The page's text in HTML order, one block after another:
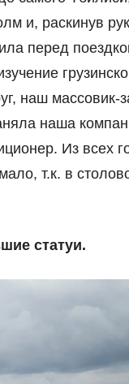
и, раскинув
перед
наш массовик-
наша
Из всех
т.к. в
статуи.